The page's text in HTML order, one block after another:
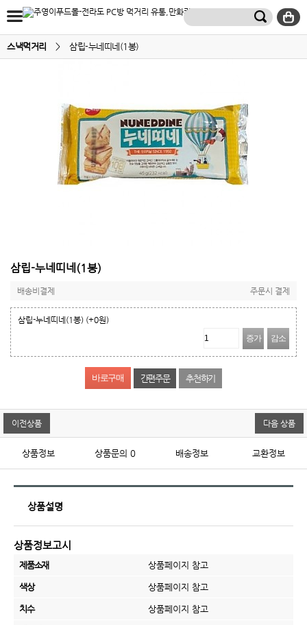
스낵먹거리 > 삼립-누네띠네(1봉)
삼립-누네띠네(1봉)
배송비결제 주문시 결제
삼립-누네띠네(1봉) (+0원)
증가
감소
간편주문 추천하기
이전상품 다음 상품
상품정보 상품문의 0 배송정보 교환정보
상품설명
상품정보고시
제품소재 상품페이지 참고
색상 상품페이지 참고
치수 상품페이지 참고